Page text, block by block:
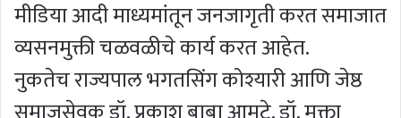
मीडिया आदी माध्यमांतून जनजागृती करत समाजात
व्यसनमुक्ती चळवळीचे कार्य करत आहेत.
नुकतेच राज्यपाल भगतसिंग कोश्यारी आणि जेष्ठ